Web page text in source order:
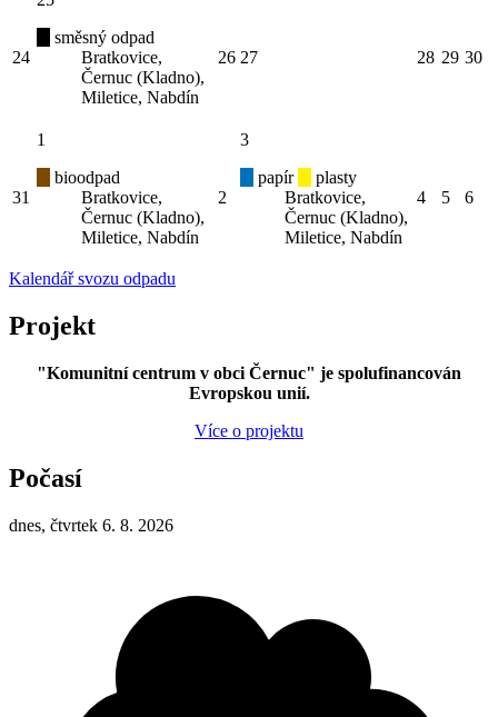
24
směsný odpad
Bratkovice,
Černuc (Kladno),
Miletice, Nabdín
26 27 28 29 30
31
1
bioodpad
Bratkovice,
Černuc (Kladno),
Miletice, Nabdín
2
3
papír
plasty
Bratkovice,
Černuc (Kladno),
Miletice, Nabdín
4 5 6
Kalendář svozu odpadu
Projekt
"Komunitní centrum v obci Černuc" je spolufinancován
Evropskou unií.
Více o projektu
Počasí
dnes, čtvrtek 6. 8. 2026